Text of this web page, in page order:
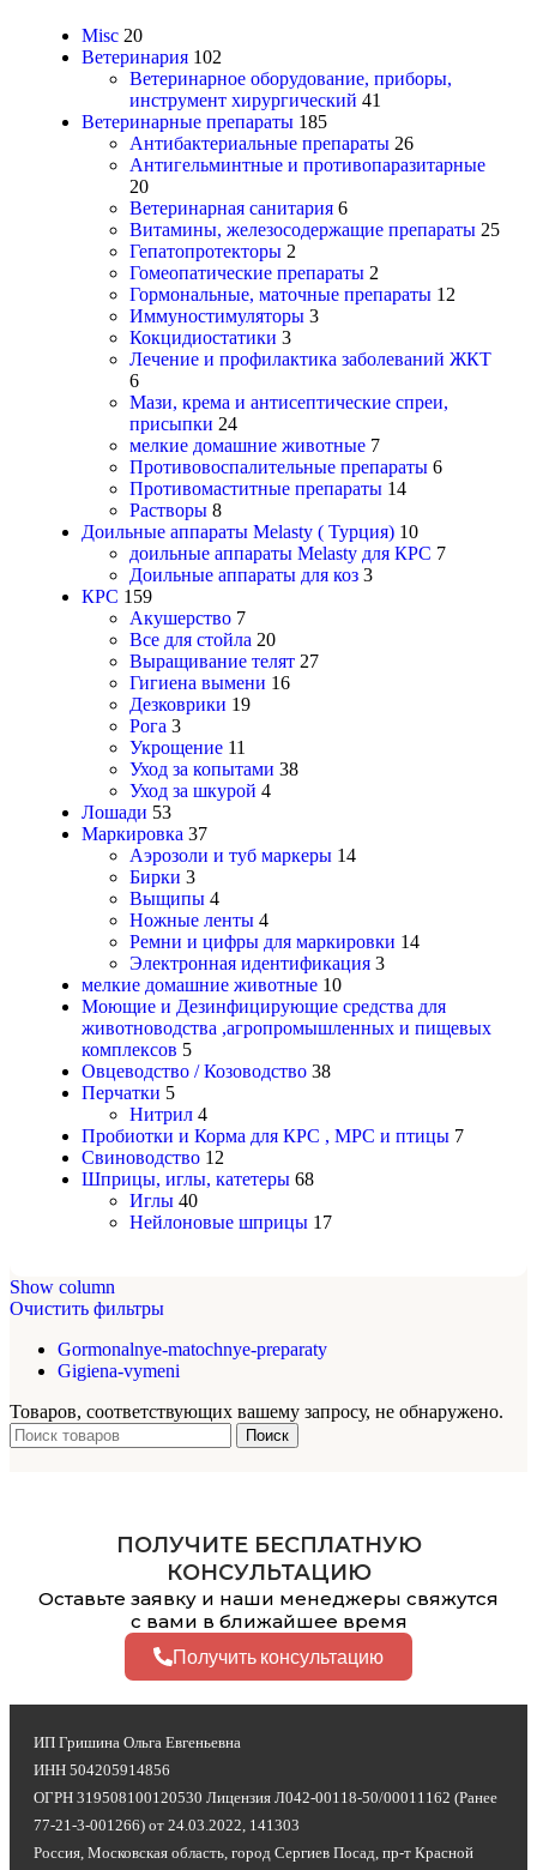
Misc 20
Ветеринария 102
Ветеринарное оборудование, приборы,
инструмент хирургический 41
Ветеринарные препараты 185
Антибактериальные препараты 26
Антигельминтные и противопаразитарные
20
Ветеринарная санитария 6
Витамины, железосодержащие препараты 25
Гепатопротекторы 2
Гомеопатические препараты 2
Гормональные, маточные препараты 12
Иммуностимуляторы 3
Кокцидиостатики 3
Лечение и профилактика заболеваний ЖКТ
6
Мази, крема и антисептические спреи,
присыпки 24
мелкие домашние животные 7
Противовоспалительные препараты 6
Противомаститные препараты 14
Растворы 8
Доильные аппараты Melasty ( Турция) 10
доильные аппараты Melasty для КРС 7
Доильные аппараты для коз 3
КРС 159
Акушерство 7
Все для стойла 20
Выращивание телят 27
Гигиена вымени 16
Дезковрики 19
Рога 3
Укрощение 11
Уход за копытами 38
Уход за шкурой 4
Лошади 53
Маркировка 37
Аэрозоли и туб маркеры 14
Бирки 3
Выщипы 4
Ножные ленты 4
Ремни и цифры для маркировки 14
Электронная идентификация 3
мелкие домашние животные 10
Моющие и Дезинфицирующие средства для
животноводства ,агропромышленных и пищевых
комплексов 5
Овцеводство / Козоводство 38
Перчатки 5
Нитрил 4
Пробиотки и Корма для КРС , МРС и птицы 7
Свиноводство 12
Шприцы, иглы, катетеры 68
Иглы 40
Нейлоновые шприцы 17
Show column
Очистить фильтры
Gormonalnye-matochnye-preparaty
Gigiena-vymeni
Товаров, соответствующих вашему запросу, не обнаружено.
Поиск
ПОЛУЧИТЕ БЕСПЛАТНУЮ
КОНСУЛЬТАЦИЮ
Оставьте заявку и наши менеджеры свяжутся
с вами в ближайшее время
Получить консультацию
ИП Гришина Ольга Евгеньевна
ИНН 504205914856
ОГРН 319508100120530 Лицензия Л042-00118-50/00011162 (Ранее
77-21-3-001266) от 24.03.2022, 141303
Россия, Московская область, город Сергиев Посад, пр-т Красной